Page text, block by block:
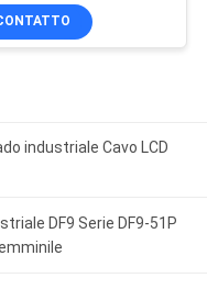
a cristalli
industriale Cavo LCD
DF9 Serie DF9-51P